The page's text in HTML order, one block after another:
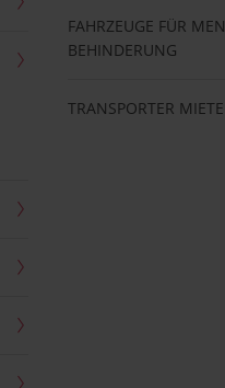
FAHRZEUGE FÜR
BEHINDERUNG
TRANSPORTER